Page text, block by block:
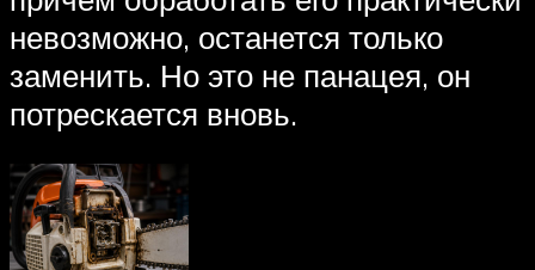
невозможно, останется только
заменить. Но это не панацея, он
потрескается вновь.